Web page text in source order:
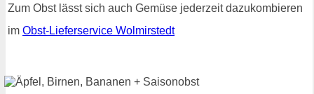
Zum Obst lässt sich auch Gemüse jederzeit dazukombieren
im Obst-Lieferservice Wolmirstedt